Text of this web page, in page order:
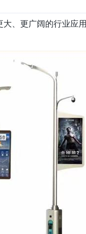
、更广阔的行业应